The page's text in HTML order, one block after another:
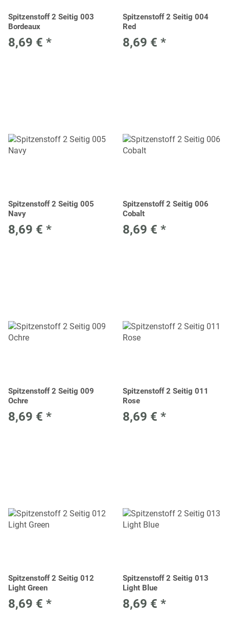
Spitzenstoff 2 Seitig 003
Bordeaux
8,69 € *
Spitzenstoff 2 Seitig 004
Red
8,69 € *
Spitzenstoff 2 Seitig 005
Navy
8,69 € *
Spitzenstoff 2 Seitig 006
Cobalt
8,69 € *
Spitzenstoff 2 Seitig 009
Ochre
8,69 € *
Spitzenstoff 2 Seitig 011
Rose
8,69 € *
Spitzenstoff 2 Seitig 012
Light Green
8,69 € *
Spitzenstoff 2 Seitig 013
Light Blue
8,69 € *